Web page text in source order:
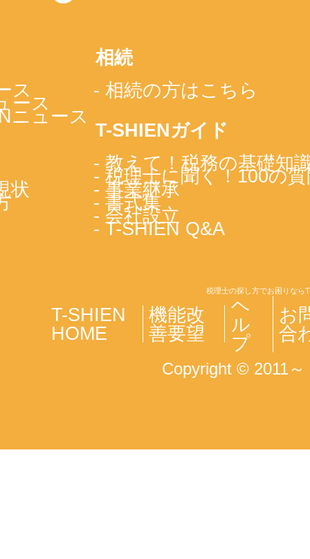
ス
ース
ニュース
状
相続
- 相続の方はこちら
T-SHIENガイド
- 教えて！税務の基礎知
- 税理士に聞く！100の
- 事業継承
- 書式集
- 会社設立
- T-SHIEN Q&A
税理士の探し方でお困りなら
T-SHIEN
HOME
機能改
善要望
ヘ
ル
プ
お
合
Copyright © 2011